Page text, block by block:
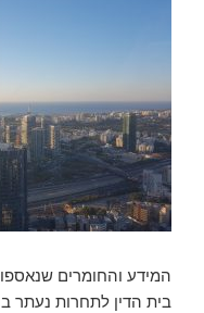
המידע והחומרים